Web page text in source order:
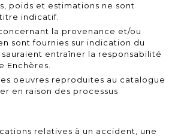
poids et estimations ne sont
indicatif.
la provenance et/ou
sont fournies sur indication du
entraîner la responsabilité
Enchères.
oeuvres reproduites au catalogue
en raison des processus
relatives à un accident, une